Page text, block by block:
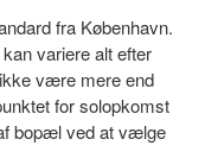
fra København.
variere alt efter
være mere end
for solopkomst
bopæl ved at vælge